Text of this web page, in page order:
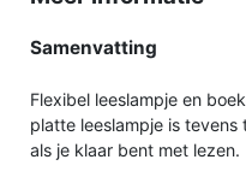
Samenvatting
Flexibel leeslampje en
platte leeslampje is
als je klaar bent met lezen.